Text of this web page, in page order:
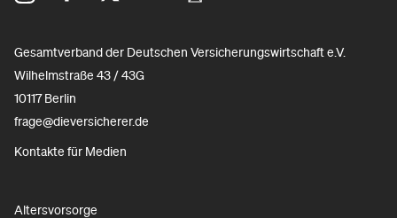
Gesamtverband der Deutschen Versicherungswirtschaft e.V.
Wilhelmstraße 43 / 43G
10117 Berlin
frage@dieversicherer.de
Kontakte für Medien
Altersvorsorge